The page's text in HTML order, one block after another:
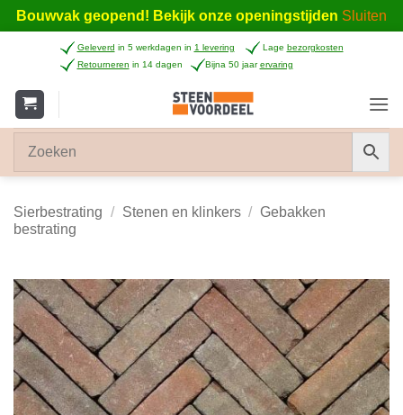
Bouwvak geopend! Bekijk onze openingstijden Sluiten
inhoud
Geleverd in 5 werkdagen in 1 levering Lage bezorgkosten
Retourneren in 14 dagen Bijna 50 jaarervaring
Sierbestrating / Stenen en klinkers / Gebakken
bestrating